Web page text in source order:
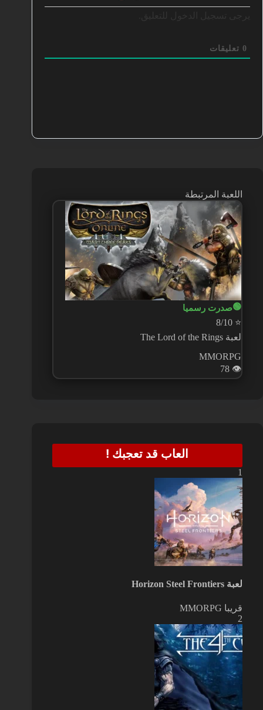
0 تعليقات
اللعبة المرتبطة
🟢صدرت رسميا
⭐
8/10
لعبة The Lord of the Rings
MMORPG
👁️
78
العاب قد تعجبك !
1
لعبة Horizon Steel Frontiers
قريبا MMORPG
2